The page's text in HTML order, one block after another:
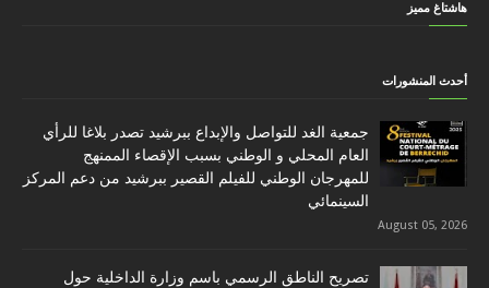
هاشتاغ مميز
أحدث المنشورات
جمعية الغد للتواصل والإبداع ببرشيد تصدر بلاغا للرأي
العام المحلي و الوطني بسبب الإقصاء الممنهج
للمهرجان الوطني للفيلم القصير ببرشيد من دعم المركز
السينمائي
August 05, 2026
تصريح الناطق الرسمي باسم وزارة الداخلية حول